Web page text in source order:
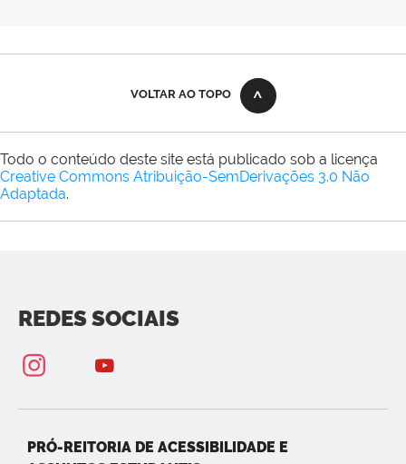
VOLTAR AO TOPO
Todo o conteúdo deste site está publicado sob a licença
Creative Commons Atribuição-SemDerivações 3.0 Não
Adaptada.
REDES SOCIAIS
PRÓ-REITORIA DE ACESSIBILIDADE E